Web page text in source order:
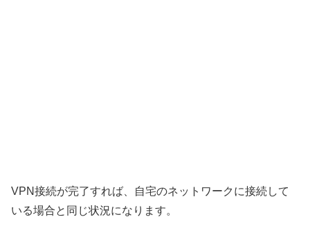
VPN接続が完了すれば、自宅のネットワークに接続して
いる場合と同じ状況になります。